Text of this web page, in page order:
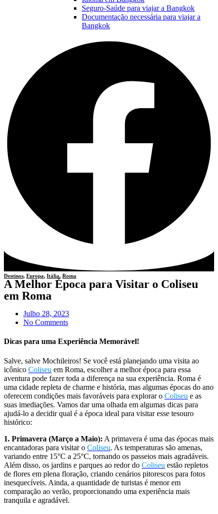
Seguro-Saúde para viajar a Bangkok
Documentação necessária para viajar a
Bangkok
Destinos, Europa, Itália, Roma
A Melhor Época para Visitar o Coliseu
em Roma
Julho 28, 2023
No Comments
Dicas para uma Experiência Memorável!
Salve, salve Mochileiros! Se você está planejando uma visita ao
icônico Coliseu em Roma, escolher a melhor época para essa
aventura pode fazer toda a diferença na sua experiência. Roma é
uma cidade repleta de charme e história, mas algumas épocas do ano
oferecem condições mais favoráveis para explorar o Coliseu e as
suas imediações. Vamos dar uma olhada em algumas dicas para
ajudá-lo a decidir qual é a época ideal para visitar esse tesouro
histórico:
1. Primavera (Março a Maio): A primavera é uma das épocas mais
encantadoras para visitar o Coliseu. As temperaturas são amenas,
variando entre 15°C a 25°C, tornando os passeios mais agradáveis.
Além disso, os jardins e parques ao redor do Coliseu estão repletos
de flores em plena floração, criando cenários pitorescos para fotos
inesquecíveis. Ainda, a quantidade de turistas é menor em
comparação ao verão, proporcionando uma experiência mais
tranquila e agradável.